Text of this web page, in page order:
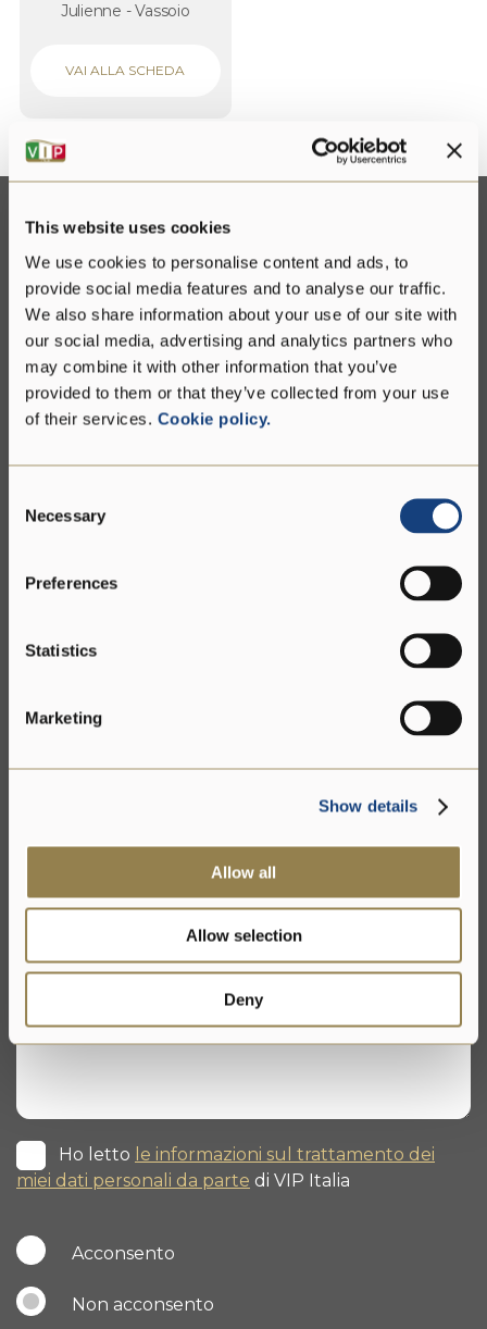
This website uses cookies
We use cookies to personalise content and ads, to
provide social media features and to analyse our traffic.
We also share information about your use of our site with
our social media, advertising and analytics partners who
may combine it with other information that you’ve
provided to them or that they’ve collected from your use
of their services. Cookie policy.
Selection
Necessary
Preferences
Statistics
Marketing
Show details
Allow all
Allow selection
Deny
Julienne - Vassoio
VAI ALLA SCHEDA
Contattaci
Compila il form per saperne di più sul nostro
gruppo e sui nostri prodotti.
Ho letto le informazioni sul trattamento dei
miei dati personali da parte di VIP Italia
Acconsento
Non acconsento